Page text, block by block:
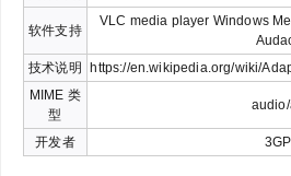
软件支持
VLC media player Windows
技术说明 https://en.wikipedia.org/wiki/
MIME 类
型
开发者